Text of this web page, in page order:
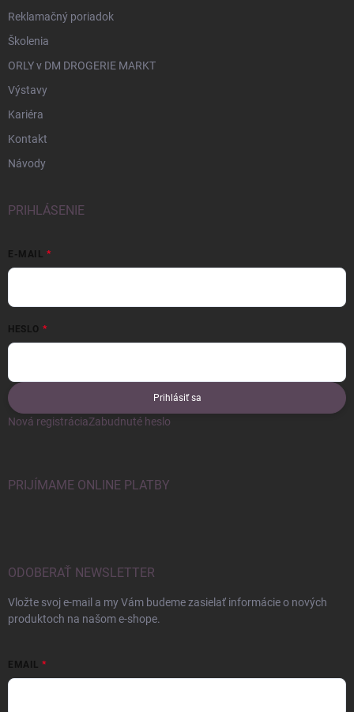
Reklamačný poriadok
Školenia
ORLY v DM DROGERIE MARKT
Výstavy
Kariéra
Kontakt
Návody
PRIHLÁSENIE
E-MAIL
HESLO
Prihlásiť sa
Nová registráciaZabudnuté heslo
PRIJÍMAME ONLINE PLATBY
ODOBERAŤ NEWSLETTER
Vložte svoj e-mail a my Vám budeme zasielať informácie o nových
produktoch na našom e-shope.
EMAIL